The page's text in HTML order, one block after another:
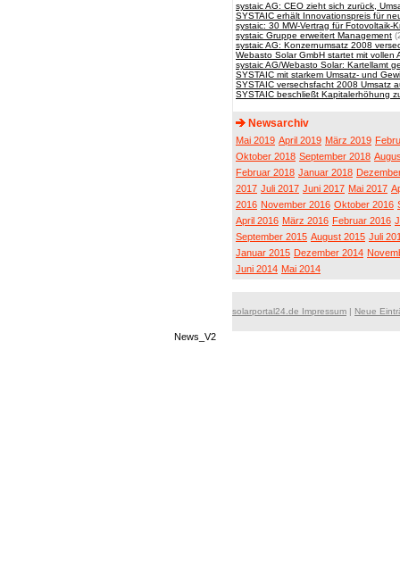
systaic AG: CEO zieht sich zurück,
SYSTAIC erhält Innovationspreis für
systaic: 30 MW-Vertrag für Fotovoltaik-
systaic Gruppe erweitert Management
systaic AG: Konzernumsatz 2008
Webasto Solar GmbH startet mit vollen
systaic AG/Webasto Solar: Kartellamt
SYSTAIC mit starkem Umsatz- und
SYSTAIC versechsfacht 2008 Umsatz
SYSTAIC beschließt Kapitalerhöhung
Newsarchiv
Mai 2019 April 2019 März 2019
Oktober 2018 September 2018
Februar 2018 Januar 2018
2017 Juli 2017 Juni 2017 Mai 2017
2016 November 2016 Oktober 2016
April 2016 März 2016 Februar 2016
September 2015 August 2015 Juli
Januar 2015 Dezember 2014
Juni 2014 Mai 2014
solarportal24.de Impressum | Neue
News_V2